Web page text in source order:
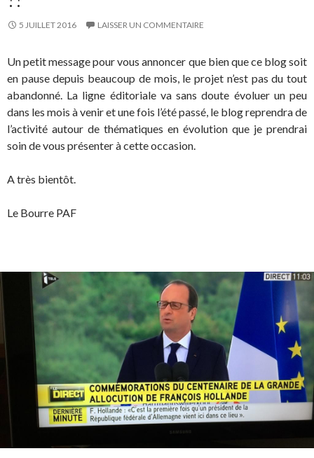
5 JUILLET 2016 LAISSER UN COMMENTAIRE
Un petit message pour vous annoncer que bien que ce blog soit
en pause depuis beaucoup de mois, le projet n’est pas du tout
abandonné. La ligne éditoriale va sans doute évoluer un peu
dans les mois à venir et une fois l’été passé, le blog reprendra de
l’activité autour de thématiques en évolution que je prendrai
soin de vous présenter à cette occasion.
A très bientôt.
Le Bourre PAF